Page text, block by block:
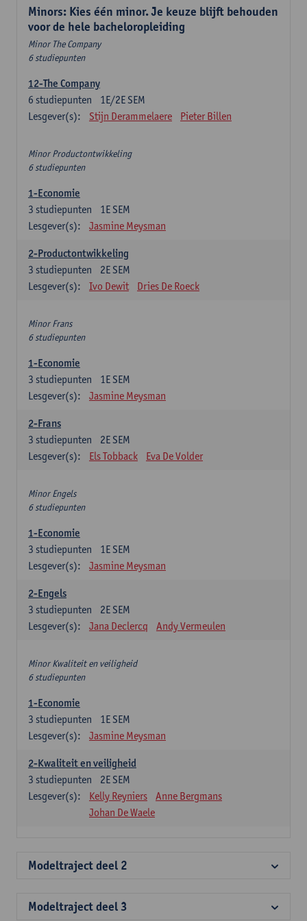
Minors: Kies één minor. Je keuze blijft behouden
voor de hele bacheloropleiding
Minor The Company
6 studiepunten
12-The Company
1E/2E SEM
6 studiepunten
Lesgever(s):
Stijn Derammelaere Pieter Billen
Minor Productontwikkeling
6 studiepunten
1-Economie
1E SEM
3 studiepunten
Lesgever(s):
Jasmine Meysman
2-Productontwikkeling
2E SEM
3 studiepunten
Lesgever(s):
Ivo Dewit Dries De Roeck
Minor Frans
6 studiepunten
1-Economie
1E SEM
3 studiepunten
Lesgever(s):
Jasmine Meysman
2-Frans
2E SEM
3 studiepunten
Lesgever(s):
Els Tobback Eva De Volder
Minor Engels
6 studiepunten
1-Economie
1E SEM
3 studiepunten
Lesgever(s):
Jasmine Meysman
2-Engels
2E SEM
3 studiepunten
Lesgever(s):
Jana Declercq Andy Vermeulen
Minor Kwaliteit en veiligheid
6 studiepunten
1-Economie
1E SEM
3 studiepunten
Lesgever(s):
Jasmine Meysman
2-Kwaliteit en veiligheid
2E SEM
3 studiepunten
Lesgever(s):
Kelly Reyniers
Anne Bergmans
Johan De Waele
Modeltraject deel 2
Modeltraject deel 3